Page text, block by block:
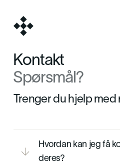
Kontakt
Spørsmål?
Trenger du hjelp med

Hvordan kan jeg få
deres?